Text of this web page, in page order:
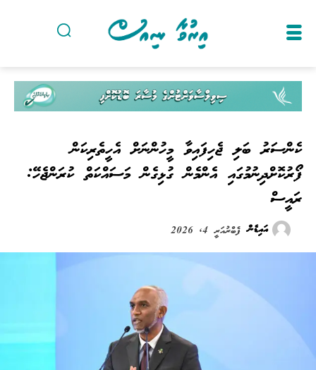
ކެންސަރު ބަލި ޖެހިފައިވާ މީހުންނަށް އެހީތެރިކަން
ފޯރުކޮށްދިނުމުގައި އެންމެން ގުޅިގެން މަސައްކަތް ކުރަންޖެހޭ:
ރައީސް
އައިޑެން ފެބްރުއަރީ 4, 2026